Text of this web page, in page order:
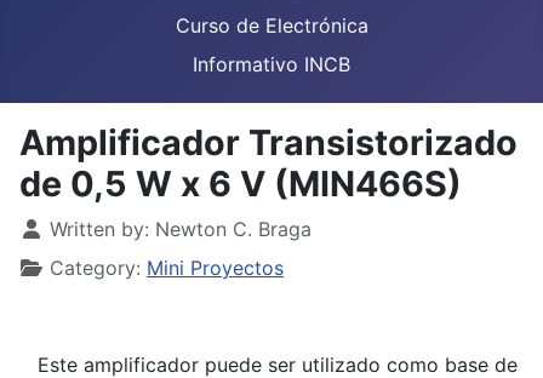
Curso de Electrónica
Informativo INCB
Amplificador Transistorizado
de 0,5 W x 6 V (MIN466S)
Details
Written by: Newton C. Braga
Category: Mini Proyectos
Este amplificador puede ser utilizado como base de